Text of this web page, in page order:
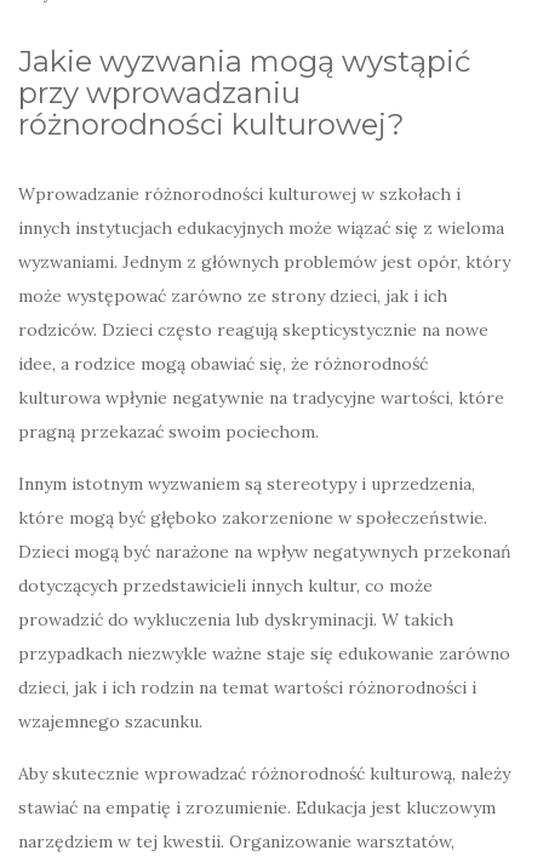
Jakie wyzwania mogą wystąpić
przy wprowadzaniu
różnorodności kulturowej?
Wprowadzanie różnorodności kulturowej w szkołach i
innych instytucjach edukacyjnych może wiązać się z wieloma
wyzwaniami. Jednym z głównych problemów jest opór, który
może występować zarówno ze strony dzieci, jak i ich
rodziców. Dzieci często reagują skepticystycznie na nowe
idee, a rodzice mogą obawiać się, że różnorodność
kulturowa wpłynie negatywnie na tradycyjne wartości, które
pragną przekazać swoim pociechom.
Innym istotnym wyzwaniem są stereotypy i uprzedzenia,
które mogą być głęboko zakorzenione w społeczeństwie.
Dzieci mogą być narażone na wpływ negatywnych przekonań
dotyczących przedstawicieli innych kultur, co może
prowadzić do wykluczenia lub dyskryminacji. W takich
przypadkach niezwykle ważne staje się edukowanie zarówno
dzieci, jak i ich rodzin na temat wartości różnorodności i
wzajemnego szacunku.
Aby skutecznie wprowadzać różnorodność kulturową, należy
stawiać na empatię i zrozumienie. Edukacja jest kluczowym
narzędziem w tej kwestii. Organizowanie warsztatów,